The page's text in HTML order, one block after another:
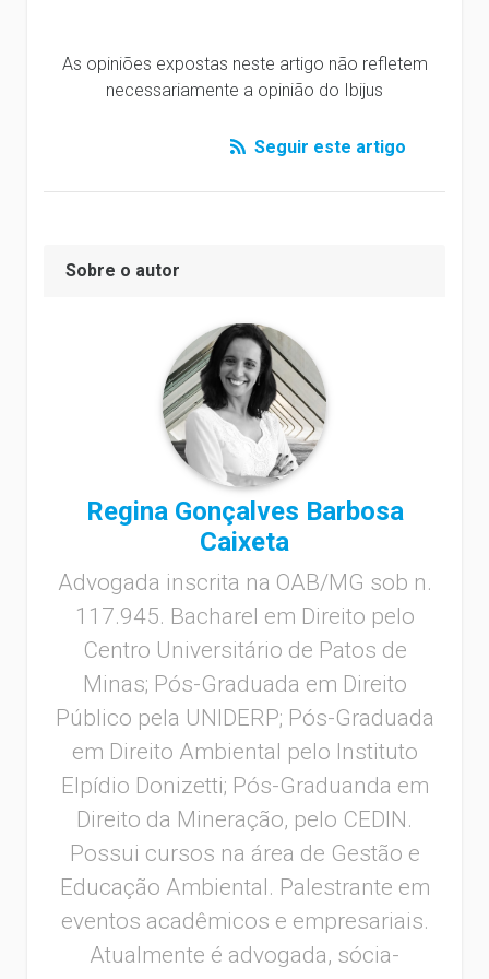
As opiniões expostas neste artigo não refletem
necessariamente a opinião do Ibijus
Seguir este artigo
Sobre o autor
Regina Gonçalves Barbosa
Caixeta
Advogada inscrita na OAB/MG sob n.
117.945. Bacharel em Direito pelo
Centro Universitário de Patos de
Minas; Pós-Graduada em Direito
Público pela UNIDERP; Pós-Graduada
em Direito Ambiental pelo Instituto
Elpídio Donizetti; Pós-Graduanda em
Direito da Mineração, pelo CEDIN.
Possui cursos na área de Gestão e
Educação Ambiental. Palestrante em
eventos acadêmicos e empresariais.
Atualmente é advogada, sócia-